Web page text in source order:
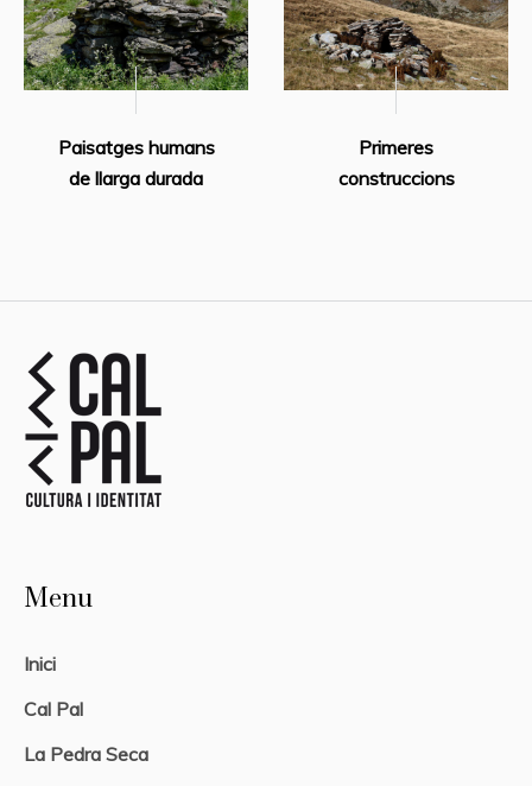
Paisatges humans
de llarga durada
Primeres
construccions
Menu
Inici
Cal Pal
La Pedra Seca